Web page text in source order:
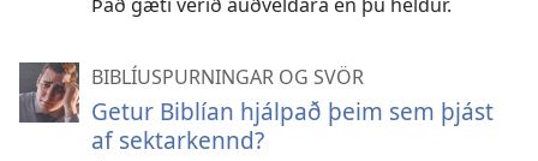
BIBLÍUSPURNINGAR OG SVÖR
Getur Biblían hjálpað þeim sem þjást
af sektarkennd?